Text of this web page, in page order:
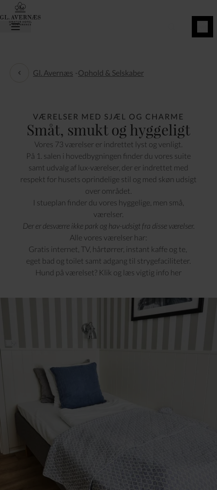
Ophold & Selskaber
Gl. Avernæs -Ophold & Selskaber
VÆRELSER MED SJÆL OG CHARME
Småt, smukt og hyggeligt
Vores 73 værelser er indrettet lyst og venligt.
På 1. salen i hovedbygningen finder du vores suite
samt udvalg af lux-værelser, der er indrettet med
respekt for husets oprindelige stil og med skøn udsigt
over området.
I stueplan finder du vores hyggelige, men små,
værelser.
Der er desværre ikke park og hav-udsigt fra disse værelser.
Alle vores værelser har:
Gratis internet, TV, hårtørrer, instant kaffe og te,
eget bad og toilet samt adgang til strygefaciliteter.
Hund på værelset? Klik og læs vigtig info her